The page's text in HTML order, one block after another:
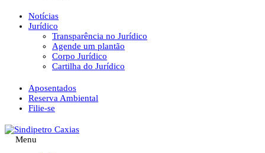
Notícias
Jurídico
Transparência no Jurídico
Agende um plantão
Corpo Jurídico
Cartilha do Jurídico
Aposentados
Reserva Ambiental
Filie-se
Menu